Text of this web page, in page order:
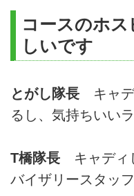
コースのホ
しいです
とがし隊長 キャデ
るし、気持ちいい
T橋隊長 キャディ
バイザリースタッ